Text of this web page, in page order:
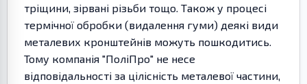
тріщини, зірвані різьби тощо. Також у процесі
термічної обробки (видалення гуми) деякі види
металевих кронштейнів можуть пошкодитись.
Тому компанія "ПоліПро" не несе
відповідальності за цілісність металевої частини,